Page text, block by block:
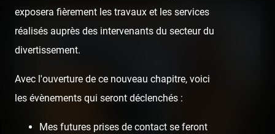
exposera fièrement les travaux et les services
réalisés auprès des intervenants du secteur du
divertissement.
Avec l'ouverture de ce nouveau chapitre, voici
les évènements qui seront déclenchés :
Mes futures prises de contact se feront